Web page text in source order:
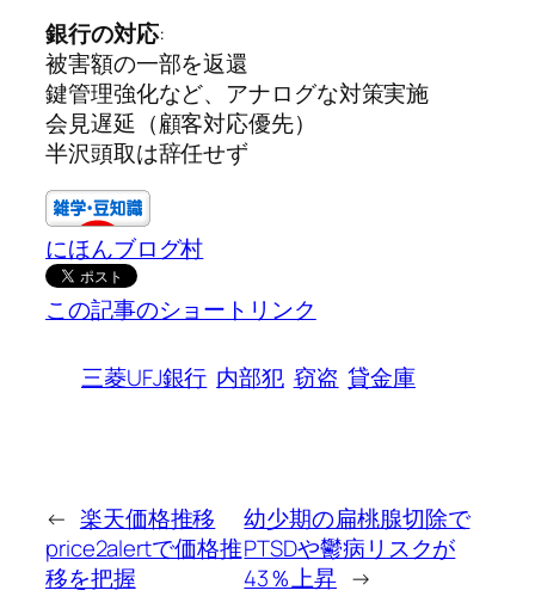
銀行の対応:
被害額の一部を返還
鍵管理強化など、アナログな対策実施
会見遅延（顧客対応優先）
半沢頭取は辞任せず
にほんブログ村
この記事のショートリンク
三菱UFJ銀行 内部犯 窃盗 貸金庫
← 楽天価格推移
price2alertで価格推
移を把握
幼少期の扁桃腺切除で
PTSDや鬱病リスクが
43％上昇 →